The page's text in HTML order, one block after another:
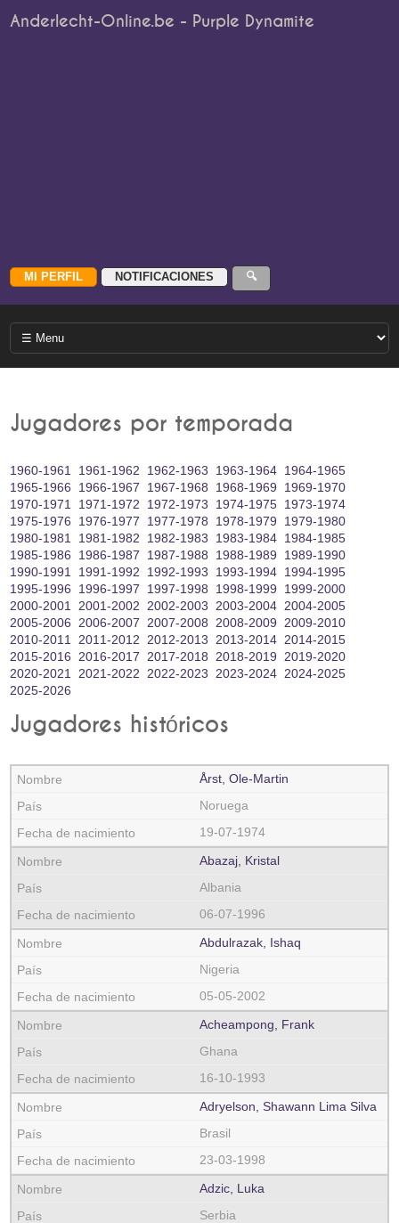
Anderlecht-Online.be - Purple Dynamite
Jugadores por temporada
1960‑1961 1961‑1962 1962‑1963 1963‑1964 1964‑1965
1965‑1966
1966‑1967 1967‑1968 1968‑1969
1969‑1970
1970‑1971
1971‑1972 1972‑1973 1974‑1975 1973‑1974
1975‑1976
1976‑1977 1977‑1978 1978‑1979
1979‑1980
1980‑1981
1981‑1982 1982‑1983 1983‑1984 1984‑1985
1985‑1986
1986‑1987 1987‑1988 1988‑1989
1989‑1990
1990‑1991
1991‑1992 1992‑1993 1993‑1994 1994‑1995
1995‑1996
1996‑1997 1997‑1998 1998‑1999
1999‑2000
2000‑2001
2001‑2002 2002‑2003 2003‑2004 2004‑2005
2005‑2006
2006‑2007 2007‑2008 2008‑2009
2009‑2010
2010‑2011
2011‑2012 2012‑2013 2013‑2014 2014‑2015
2015‑2016
2016‑2017 2017‑2018 2018‑2019
2019‑2020
2020‑2021
2021‑2022 2022‑2023 2023‑2024 2024‑2025
2025‑2026
Jugadores históricos
Årst, Ole-Martin
Noruega
19-07-1974
Abazaj, Kristal
Albania
06-07-1996
Abdulrazak, Ishaq
Nigeria
05-05-2002
Acheampong, Frank
Ghana
16-10-1993
Adryelson, Shawann Lima Silva
Brasil
23-03-1998
Adzic, Luka
Serbia